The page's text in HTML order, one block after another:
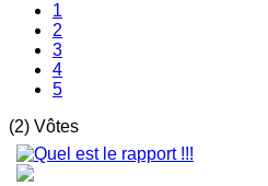
1
2
3
4
5
(2) Vôtes